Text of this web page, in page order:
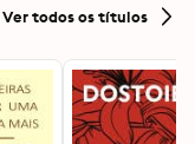
Ver todos os títulos